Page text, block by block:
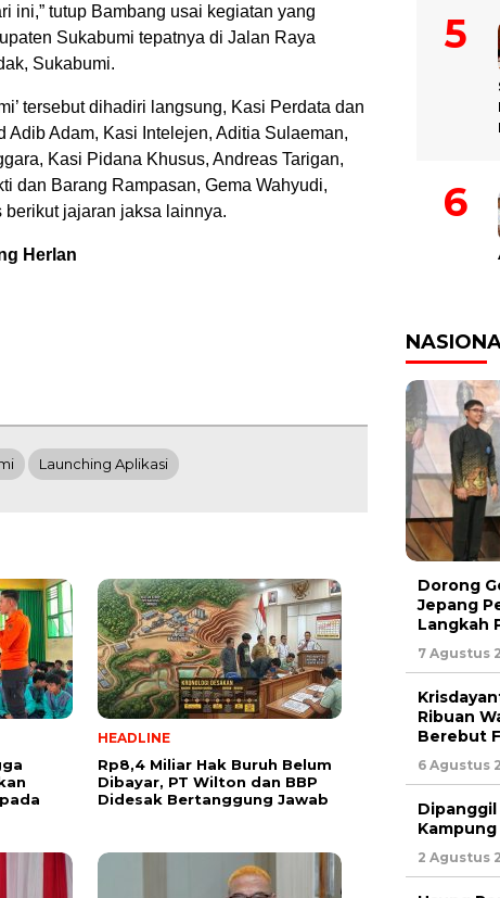
ini,” tutup Bambang usai kegiatan yang
Sukabumi tepatnya di Jalan Raya
Sukabumi.
tersebut dihadiri langsung, Kasi Perdata dan
Adib Adam, Kasi Intelejen, Aditia Sulaeman,
Kasi Pidana Khusus, Andreas Tarigan,
dan Barang Rampasan, Gema Wahyudi,
jajaran jaksa lainnya.
Herlan
Launching Aplikasi
HEADLINE
Rp8,4 Miliar Hak Buruh Belum
Dibayar, PT Wilton dan BBP
Didesak Bertanggung Jawab
Dorong
Jepang
Langkah
7 Agustus
Ribuan
Berebut
6 Agustus
Dipanggil
2 Agustus